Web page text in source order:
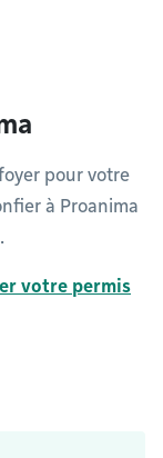
pour votre
à Proanima
votre permis